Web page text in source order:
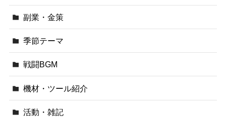
副業・金策
季節テーマ
戦闘BGM
機材・ツール紹介
活動・雑記